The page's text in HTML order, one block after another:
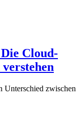
Die Cloud-
Unterschied zwischen